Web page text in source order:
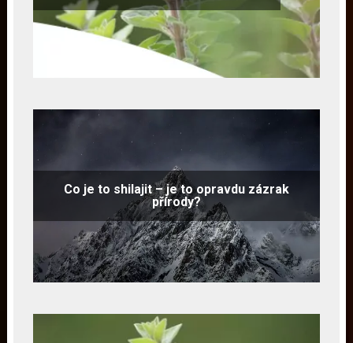
Co je to shilajit – je to opravdu zázrak
přírody?